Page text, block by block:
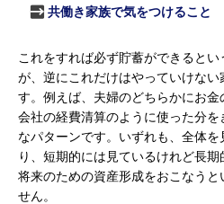
共働き家族で気をつけること
これをすれば必ず貯蓄ができると
が、逆にこれだけはやっていけない
す。例えば、夫婦のどちらかにお金
会社の経費清算のように使った分
なパターンです。いずれも、全体
り、短期的には見ているけれど長期
将来のための資産形成をおこなう
せん。